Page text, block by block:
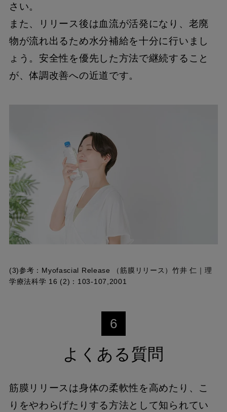
さい。
また、リリース後は血流が活発になり、老廃
物が流れ出るため水分補給を十分に行いまし
ょう。安全性を優先した方法で継続すること
が、体調改善への近道です。
(3)参考： Myofascial Release （筋膜リリース）竹井 仁｜理
学療法科学 16 (2)：103-107,2001
6
よくある質問
筋膜リリースは身体の柔軟性を高めたり、こ
りをやわらげたりする方法として知られてい